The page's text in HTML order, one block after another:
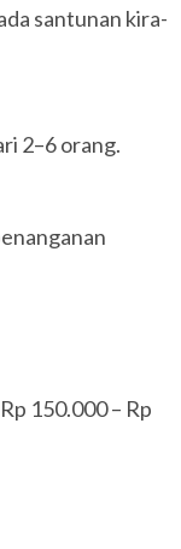
santunan kira-
2–6 orang.
150.000 – Rp